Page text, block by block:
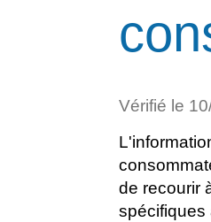
Vérifié le
de recourir
spécifiques